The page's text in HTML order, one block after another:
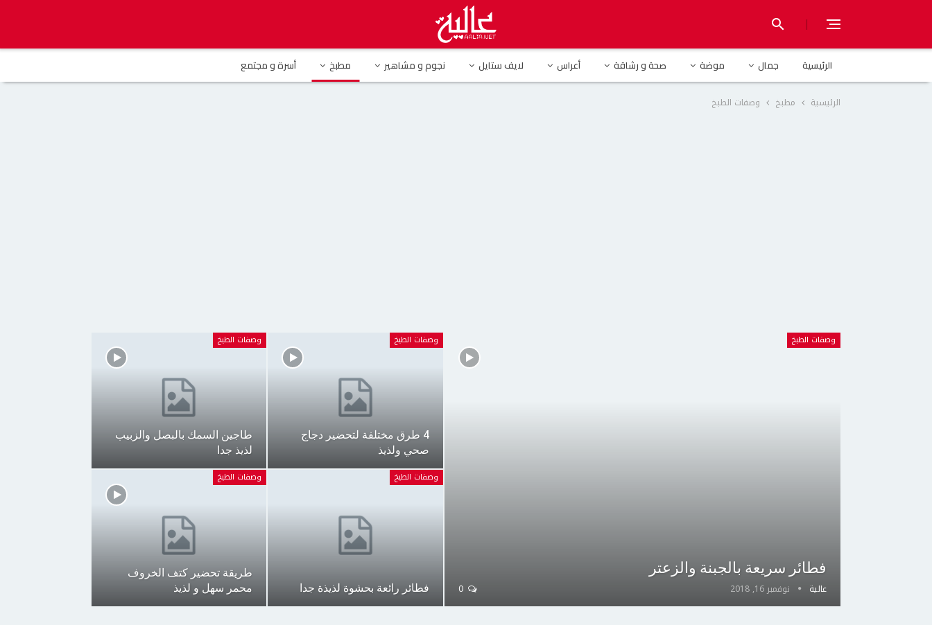
|
search
الرئيسية جمال موضة صحة و رشاقة أعراس لايف ستايل نجوم و مشاهير مطبخ أسرة و مجتمع
الرئيسية مطبخ وصفات الطبخ
وصفات الطبخ
فطائر سريعة بالجبنة والزعتر
عالية نوفمبر 16, 2018 0
وصفات الطبخ
4 طرق مختلفة لتحضير دجاج
صحي ولذيذ
وصفات الطبخ
طاجين السمك بالبصل والزبيب
لذيذ جدا
وصفات الطبخ
فطائر رائعة بحشوة لذيذة جدا
وصفات الطبخ
طريقة تحضير كتف الخروف
محمر سهل و لذيذ